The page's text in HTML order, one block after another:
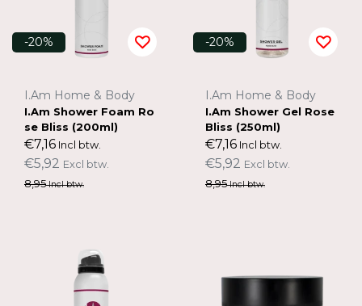
-20%
I.Am Home & Body
I.Am Shower Foam Ro
se Bliss (200ml)
€7,16 Incl btw.
€5,92 Excl btw.
8,95Incl btw.
-20%
I.Am Home & Body
I.Am Shower Gel Rose
Bliss (250ml)
€7,16 Incl btw.
€5,92 Excl btw.
8,95Incl btw.